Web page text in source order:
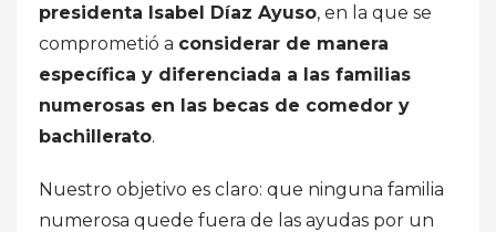
presidenta Isabel Díaz Ayuso, en la que se
comprometió a considerar de manera
específica y diferenciada a las familias
numerosas en las becas de comedor y
bachillerato.
Nuestro objetivo es claro: que ninguna familia
numerosa quede fuera de las ayudas por un